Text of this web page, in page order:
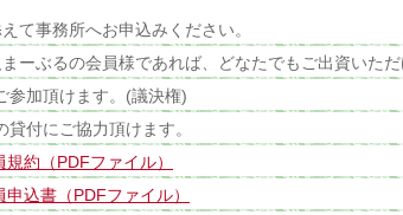
て事務所へお申込みください。
ーぶるの会員様であれば、どなたでもご出資いただ
参加頂けます。(議決権)
貸付にご協力頂けます。
規約（PDFファイル）
申込書（PDFファイル）